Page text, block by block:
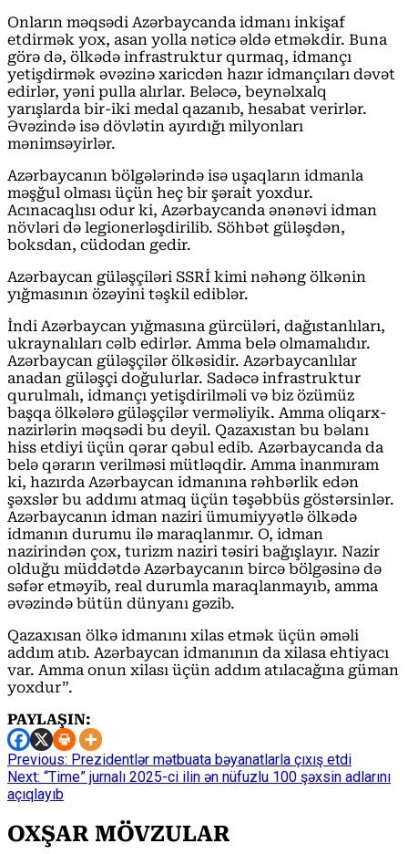
Onların məqsədi Azərbaycanda idmanı inkişaf
etdirmək yox, asan yolla nəticə əldə etməkdir. Buna
görə də, ölkədə infrastruktur qurmaq, idmançı
yetişdirmək əvəzinə xaricdən hazır idmançıları dəvət
edirlər, yəni pulla alırlar. Beləcə, beynəlxalq
yarışlarda bir-iki medal qazanıb, hesabat verirlər.
Əvəzində isə dövlətin ayırdığı milyonları
mənimsəyirlər.
Azərbaycanın bölgələrində isə uşaqların idmanla
məşğul olması üçün heç bir şərait yoxdur.
Acınacaqlısı odur ki, Azərbaycanda ənənəvi idman
növləri də legionerləşdirilib. Söhbət güləşdən,
boksdan, cüdodan gedir.
Azərbaycan güləşçiləri SSRİ kimi nəhəng ölkənin
yığmasının özəyini təşkil ediblər.
İndi Azərbaycan yığmasına gürcüləri, dağıstanlıları,
ukraynalıları cəlb edirlər. Amma belə olmamalıdır.
Azərbaycan güləşçilər ölkəsidir. Azərbaycanlılar
anadan güləşçi doğulurlar. Sadəcə infrastruktur
qurulmalı, idmançı yetişdirilməli və biz özümüz
başqa ölkələrə güləşçilər verməliyik. Amma oliqarx-
nazirlərin məqsədi bu deyil. Qazaxıstan bu bəlanı
hiss etdiyi üçün qərar qəbul edib. Azərbaycanda da
belə qərarın verilməsi mütləqdir. Amma inanmıram
ki, hazırda Azərbaycan idmanına rəhbərlik edən
şəxslər bu addımı atmaq üçün təşəbbüs göstərsinlər.
Azərbaycanın idman naziri ümumiyyətlə ölkədə
idmanın durumu ilə maraqlanmır. O, idman
nazirindən çox, turizm naziri təsiri bağışlayır. Nazir
olduğu müddətdə Azərbaycanın bircə bölgəsinə də
səfər etməyib, real durumla maraqlanmayıb, amma
əvəzində bütün dünyanı gəzib.
Qazaxısan ölkə idmanını xilas etmək üçün əməli
addım atıb. Azərbaycan idmanının da xilasa ehtiyacı
var. Amma onun xilası üçün addım atılacağına güman
yoxdur”.
PAYLAŞIN:
Continue
Reading
Previous: Prezidentlər mətbuata bəyanatlarla çıxış etdi
Next: “Time” jurnalı 2025-ci ilin ən nüfuzlu 100 şəxsin adlarını
açıqlayıb
OXŞAR MÖVZULAR